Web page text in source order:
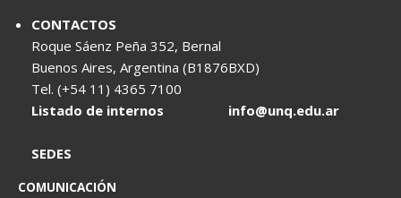
CONTACTOS
Roque Sáenz Peña 352, Bernal
Buenos Aires, Argentina (B1876BXD)
Tel. (+54 11) 4365 7100
Listado de internos
info@unq.edu.ar
SEDES
COMUNICACIÓN